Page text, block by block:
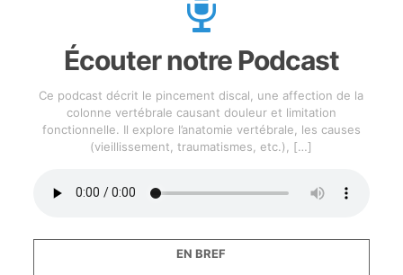
Écouter notre Podcast
Ce podcast décrit le pincement discal, une affection de la
colonne vertébrale causant douleur et limitation
fonctionnelle. Il explore l’anatomie vertébrale, les causes
(vieillissement, traumatismes, etc.),
[…]
EN BREF